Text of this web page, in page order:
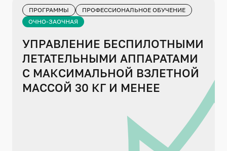
ПРОГРАММЫ
ПРОФЕССИОНАЛЬНОЕ ОБУЧЕНИЕ
ОЧНО-ЗАОЧНАЯ
УПРАВЛЕНИЕ БЕСПИЛОТНЫМИ
ЛЕТАТЕЛЬНЫМИ АППАРАТАМИ
С МАКСИМАЛЬНОЙ ВЗЛЕТНОЙ
МАССОЙ 30 КГ И МЕНЕЕ